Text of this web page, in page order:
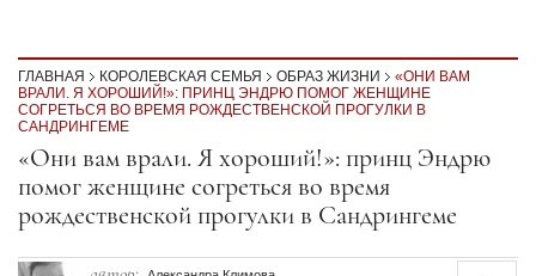
ГЛАВНАЯ КОРОЛЕВСКАЯ СЕМЬЯ ОБРАЗ ЖИЗНИ
«ОНИ ВАМ
ВРАЛИ. Я ХОРОШИЙ!»: ПРИНЦ ЭНДРЮ ПОМОГ ЖЕНЩИНЕ
СОГРЕТЬСЯ ВО ВРЕМЯ РОЖДЕСТВЕНСКОЙ ПРОГУЛКИ В
САНДРИНГЕМЕ
Секция статей
«Они вам врали. Я хороший!»: принц Эндрю
помог женщине согреться во время
рождественской прогулки в Сандрингеме